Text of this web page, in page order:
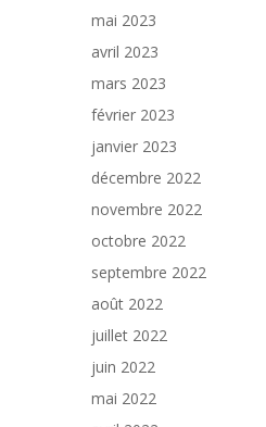
mai 2023
avril 2023
mars 2023
février 2023
janvier 2023
décembre 2022
novembre 2022
octobre 2022
septembre 2022
août 2022
juillet 2022
juin 2022
mai 2022